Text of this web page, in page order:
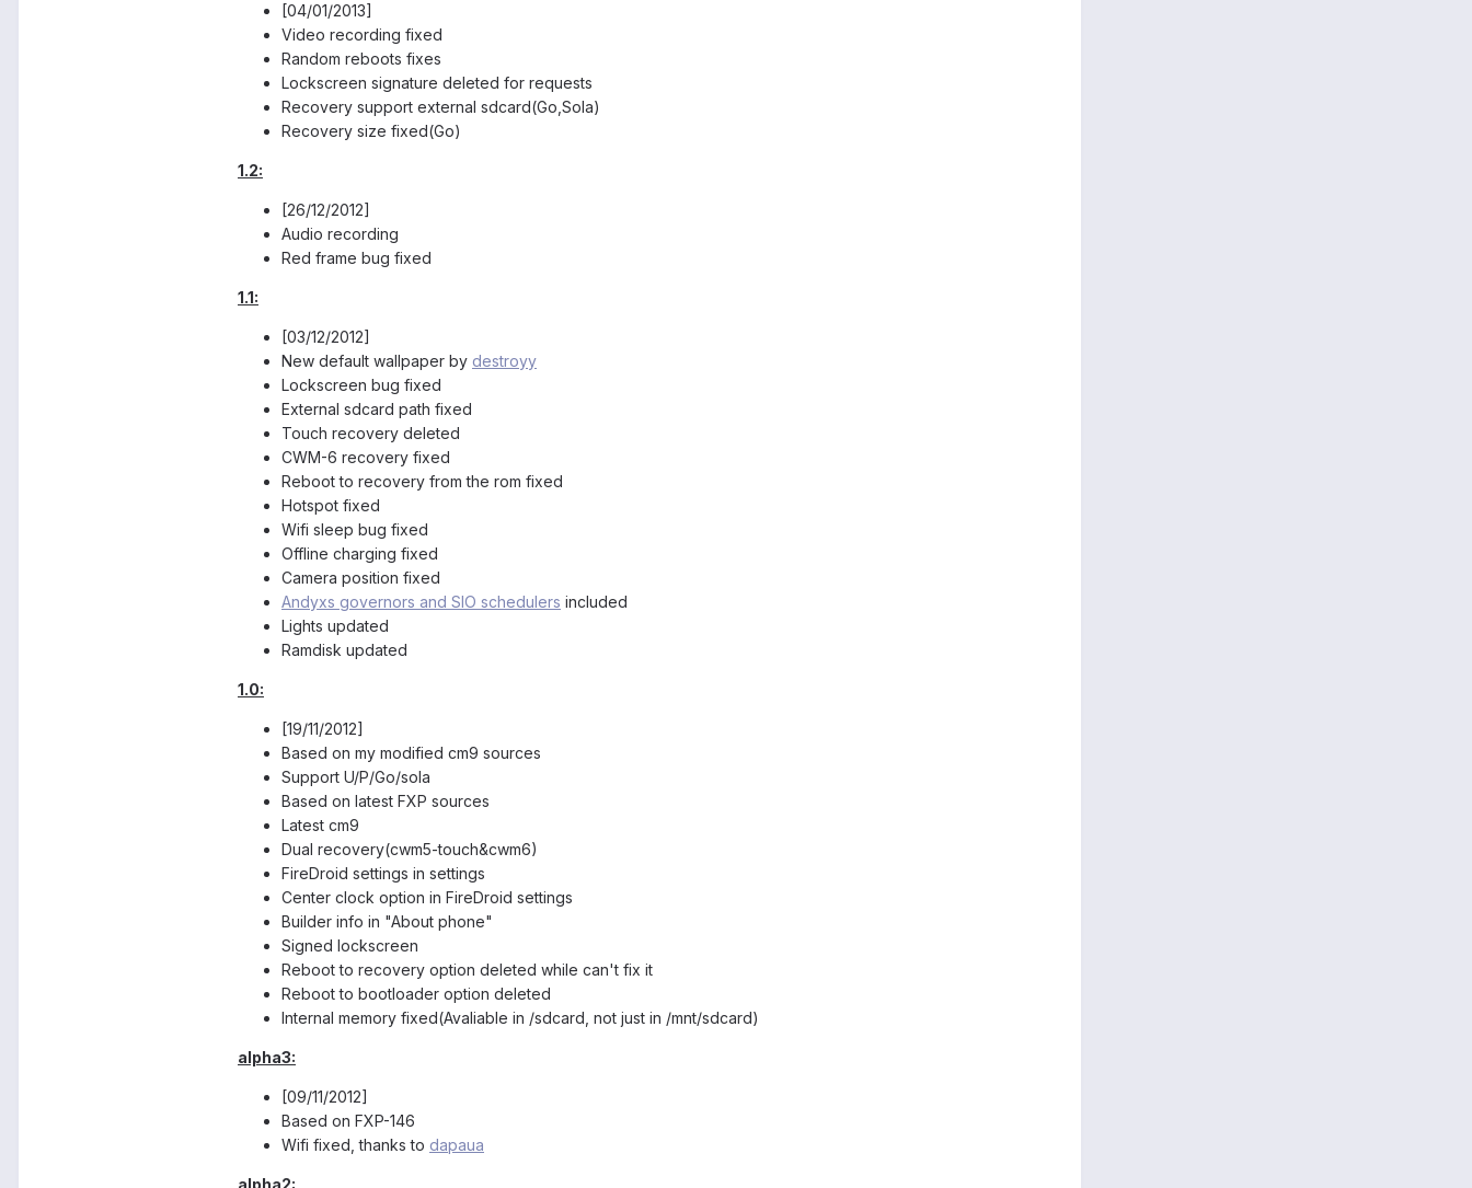
[04/01/2013]
Video recording fixed
Random reboots fixes
Lockscreen signature deleted for requests
Recovery support external sdcard(Go,Sola)
Recovery size fixed(Go)
1.2:
[26/12/2012]
Audio recording
Red frame bug fixed
1.1:
[03/12/2012]
New default wallpaper by destroyy
Lockscreen bug fixed
External sdcard path fixed
Touch recovery deleted
CWM-6 recovery fixed
Reboot to recovery from the rom fixed
Hotspot fixed
Wifi sleep bug fixed
Offline charging fixed
Camera position fixed
Andyxs governors and SIO schedulers included
Lights updated
Ramdisk updated
1.0:
[19/11/2012]
Based on my modified cm9 sources
Support U/P/Go/sola
Based on latest FXP sources
Latest cm9
Dual recovery(cwm5-touch&cwm6)
FireDroid settings in settings
Center clock option in FireDroid settings
Builder info in "About phone"
Signed lockscreen
Reboot to recovery option deleted while can't fix it
Reboot to bootloader option deleted
Internal memory fixed(Avaliable in /sdcard, not just in /mnt/sdcard)
alpha3:
[09/11/2012]
Based on FXP-146
Wifi fixed, thanks to dapaua